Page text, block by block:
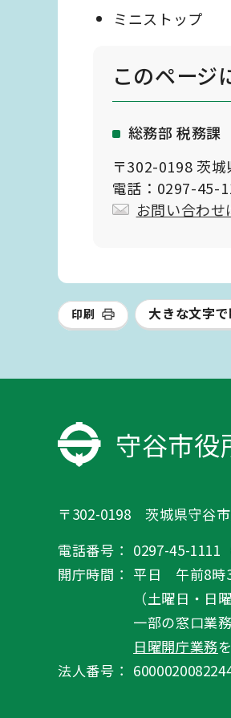
ミニストップ
このページ
総務部 税務課
〒302-0198 茨
電話：0297-45-
お問い合わせ
印刷 大きな文字
守谷市役
〒302-0198 茨城県守谷
電話番号： 0297-45-1111
開庁時間： 平日 午前8時
（土曜日・日
一部の窓口業
日曜開庁業務
法人番号：